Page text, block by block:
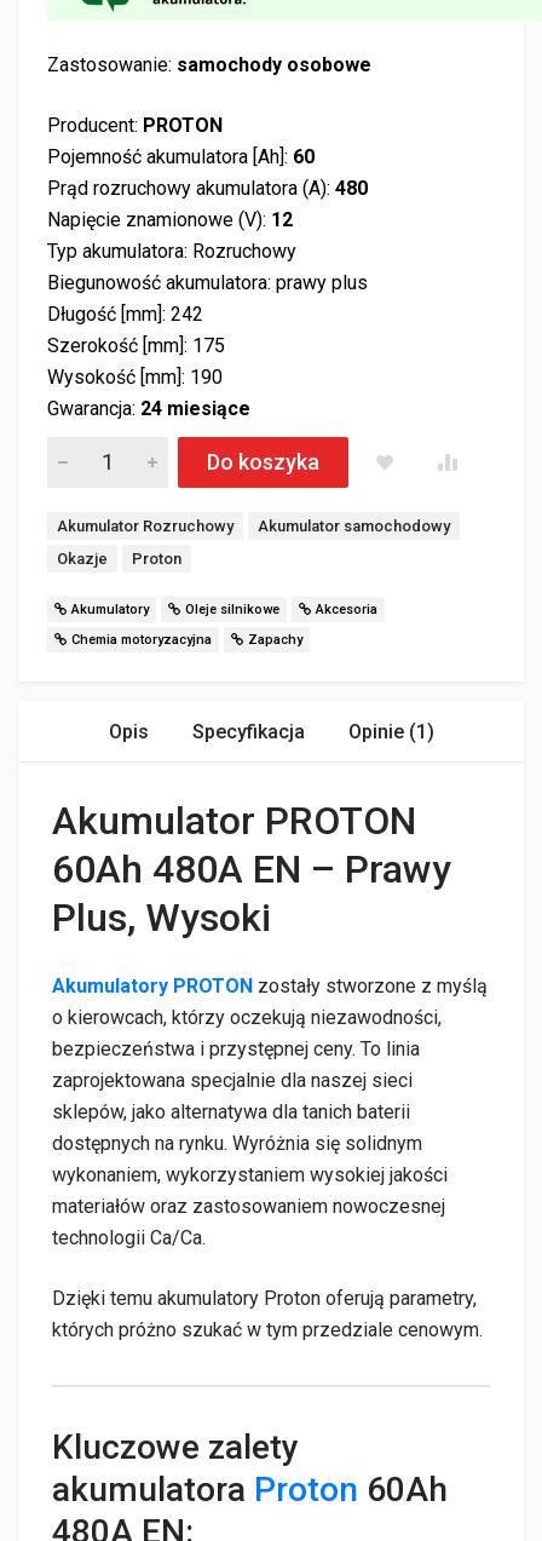
Zastosowanie: samochody osobowe
Producent: PROTON
Pojemność akumulatora [Ah]: 60
Prąd rozruchowy akumulatora (A): 480
Napięcie znamionowe (V): 12
Typ akumulatora: Rozruchowy
Biegunowość akumulatora: prawy plus
Długość [mm]: 242
Szerokość [mm]: 175
Wysokość [mm]: 190
Gwarancja: 24 miesiące
Akumulator PROTON 60Ah 480A EN PRAWY PLUS wysoki ilość
Do koszyka
Tagi:
Akumulator Rozruchowy
Akumulator samochodowy
Okazje
Proton
Akumulatory Oleje silnikowe
Akcesoria
Chemia motoryzacyjna
Zapachy
Opis Specyfikacja Opinie (1)
Akumulator PROTON
60Ah 480A EN – Prawy
Plus, Wysoki
Akumulatory PROTON zostały stworzone z myślą
o kierowcach, którzy oczekują niezawodności,
bezpieczeństwa i przystępnej ceny. To linia
zaprojektowana specjalnie dla naszej sieci
sklepów, jako alternatywa dla tanich baterii
dostępnych na rynku. Wyróżnia się solidnym
wykonaniem, wykorzystaniem wysokiej jakości
materiałów oraz zastosowaniem nowoczesnej
technologii Ca/Ca.
Dzięki temu akumulatory Proton oferują parametry,
których próżno szukać w tym przedziale cenowym.
Kluczowe zalety
akumulatora Proton 60Ah
480A EN: